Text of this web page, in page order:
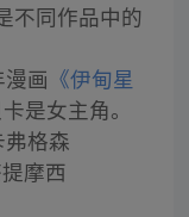
不同作品中的
画 《伊甸星
是女主角。
格森
摩西